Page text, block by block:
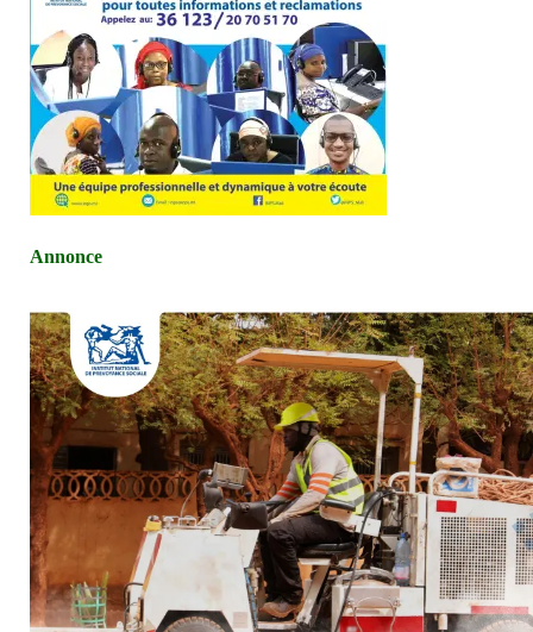
Annonce